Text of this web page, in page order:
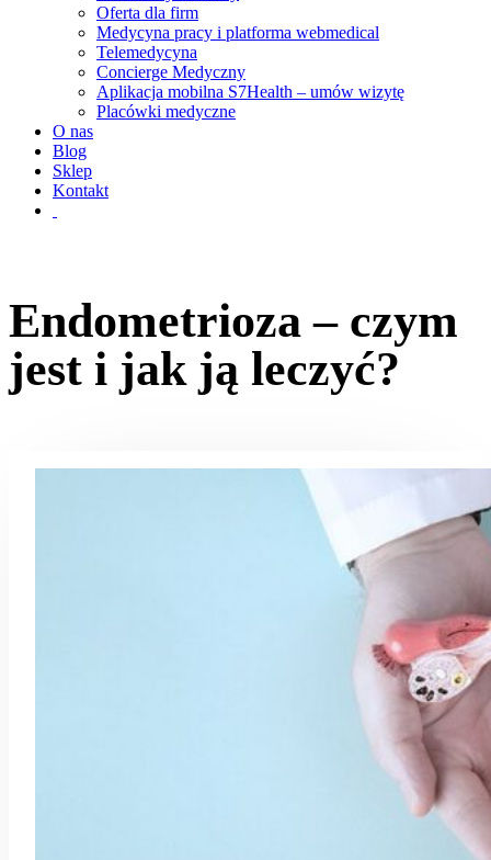
Oferta dla firm
Medycyna pracy i platforma webmedical
Telemedycyna
Concierge Medyczny
Aplikacja mobilna S7Health – umów wizytę
Placówki medyczne
O nas
Blog
Sklep
Kontakt
Endometrioza – czym
jest i jak ją leczyć?